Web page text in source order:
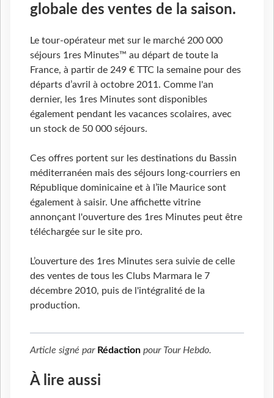
globale des ventes de la saison.
Le tour-opérateur met sur le marché 200 000
séjours 1res Minutes™ au départ de toute la
France, à partir de 249 € TTC la semaine pour des
départs d’avril à octobre 2011. Comme l'an
dernier, les 1res Minutes sont disponibles
également pendant les vacances scolaires, avec
un stock de 50 000 séjours.
Ces offres portent sur les destinations du Bassin
méditerranéen mais des séjours long-courriers en
République dominicaine et à l’île Maurice sont
également à saisir. Une affichette vitrine
annonçant l'ouverture des 1res Minutes peut être
téléchargée sur le site pro.
L’ouverture des 1res Minutes sera suivie de celle
des ventes de tous les Clubs Marmara le 7
décembre 2010, puis de l'intégralité de la
production.
Article signé par Rédaction pour Tour Hebdo.
À lire aussi